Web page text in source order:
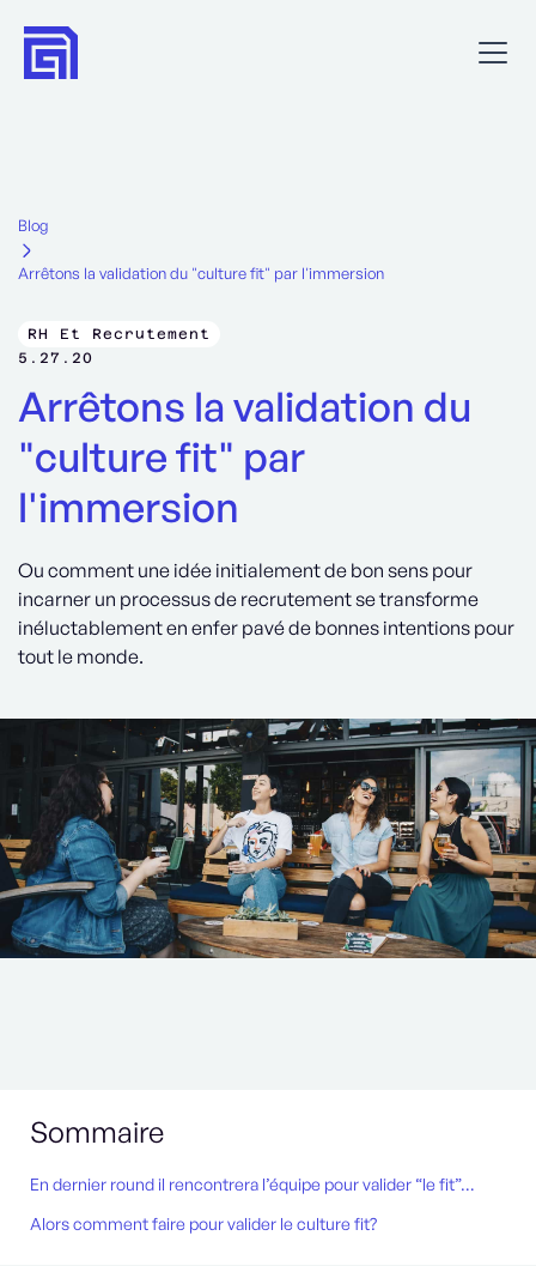
Blog
Arrêtons la validation du "culture fit" par l'immersion
RH Et Recrutement
5.27.20
Arrêtons la validation du
"culture fit" par
l'immersion
Ou comment une idée initialement de bon sens pour
incarner un processus de recrutement se transforme
inéluctablement en enfer pavé de bonnes intentions pour
tout le monde.
Sommaire
En dernier round il rencontrera l’équipe pour valider “le fit”…
Alors comment faire pour valider le culture fit?